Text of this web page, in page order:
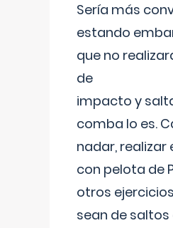
Sería más
estando
que no
de
impacto y
comba lo es.
nadar, realizar
con pelota de
otros
sean de saltos